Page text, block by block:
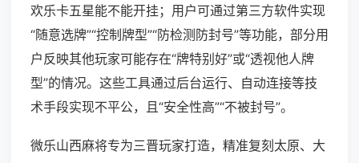
欢乐卡五星能不能开挂；用户可通过第三方软件实现
“随意选牌”“控制牌型”“防检测防封号”等功能，部分用
户反映其他玩家可能存在“牌特别好”或“透视他人牌
型”的情况。这些工具通过后台运行、自动连接等技
术手段实现不平公，且“安全性高”“不被封号”。
微乐山西麻将专为三晋玩家打造，精准复刻太原、大